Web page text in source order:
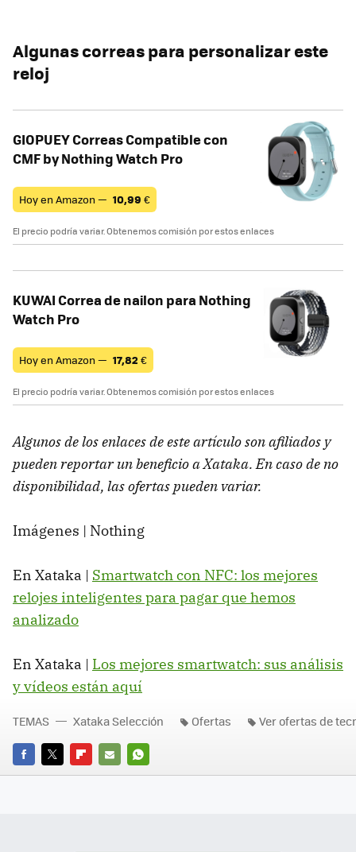
Algunas correas para personalizar este
reloj
GIOPUEY Correas Compatible con
CMF by Nothing Watch Pro
Hoy en Amazon — 10,99 €
El precio podría variar. Obtenemos comisión por estos enlaces
KUWAI Correa de nailon para Nothing
Watch Pro
Hoy en Amazon — 17,82 €
El precio podría variar. Obtenemos comisión por estos enlaces
Algunos de los enlaces de este artículo son afiliados y
pueden reportar un beneficio a Xataka. En caso de no
disponibilidad, las ofertas pueden variar.
Imágenes | Nothing
En Xataka | Smartwatch con NFC: los mejores
relojes inteligentes para pagar que hemos
analizado
En Xataka | Los mejores smartwatch: sus análisis
y vídeos están aquí
FACEBOOK
TWITTERFLIPBOARD
E-
WHATSAPP
TEMAS Xataka Selección Ofertas Ver ofertas de